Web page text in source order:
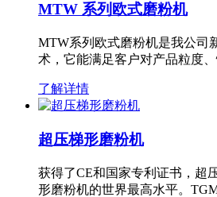
MTW 系列欧式磨粉机
MTW系列欧式磨粉机是我公司
术，它能满足客户对产品粒度
了解详情
超压梯形磨粉机
获得了CE和国家专利证书，超
形磨粉机的世界最高水平。